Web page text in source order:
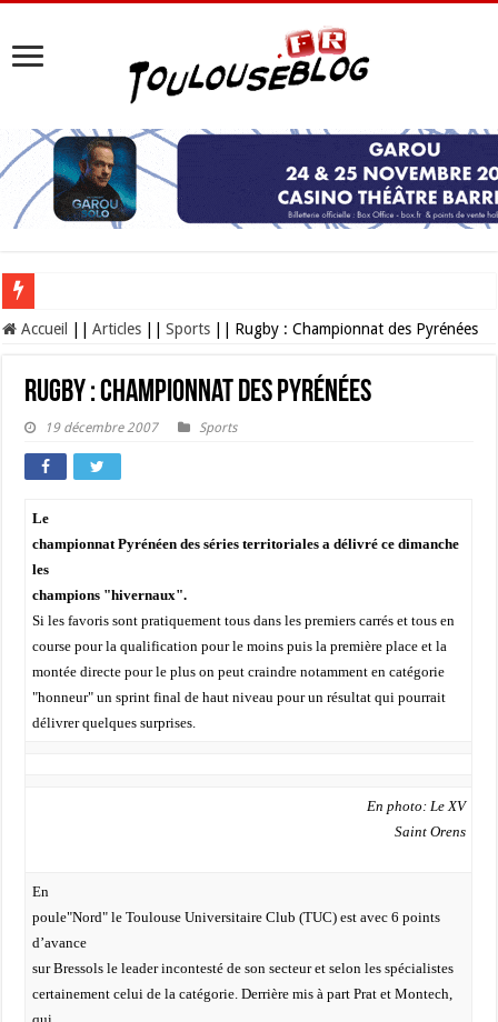
Les Nocturnes de la Cité de l’espace 2026 : l’événement incontournable de
Accueil Articles Sports Rugby : Championnat des Pyrénées
Rugby : Championnat des Pyrénées
19 décembre 2007 Sports
Le
championnat Pyrénéen des séries territoriales a délivré ce dimanche
les
champions "hivernaux".
Si les favoris sont pratiquement tous dans les premiers carrés et tous en
course pour la qualification pour le moins puis la première place et la
montée directe pour le plus on peut craindre notamment en catégorie
"honneur" un sprint final de haut niveau pour un résultat qui pourrait
délivrer quelques surprises.
En photo: Le XV
Saint Orens
En
poule"Nord" le Toulouse Universitaire Club (TUC) est avec 6 points
d’avance
sur Bressols le leader incontesté de son secteur et selon les spécialistes
certainement celui de la catégorie. Derrière mis à part Prat et Montech,